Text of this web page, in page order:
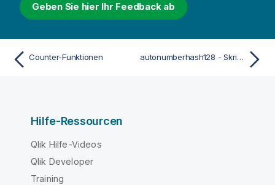
Geben Sie hier Ihr Feedback ab
Counter-Funktionen autonumberhash128 - Skriptfunktion
Hilfe-Ressourcen
Qlik Hilfe-Videos
Qlik Developer
Training